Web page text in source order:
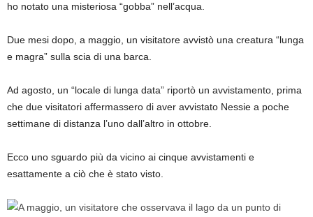
ho notato una misteriosa “gobba” nell’acqua.
Due mesi dopo, a maggio, un visitatore avvistò una creatura “lunga
e magra” sulla scia di una barca.
Ad agosto, un “locale di lunga data” riportò un avvistamento, prima
che due visitatori affermassero di aver avvistato Nessie a poche
settimane di distanza l’uno dall’altro in ottobre.
Ecco uno sguardo più da vicino ai cinque avvistamenti e
esattamente a ciò che è stato visto.